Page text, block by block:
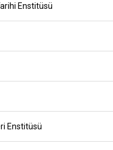
Enstitüsü
Enstitüsü